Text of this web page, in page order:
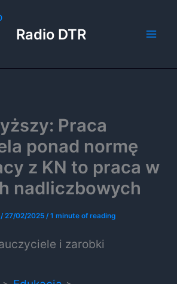
Radio DTR
Praca
ponad normę
z KN to praca w
nadliczbowych
/27/02/2025 /1 minute of reading